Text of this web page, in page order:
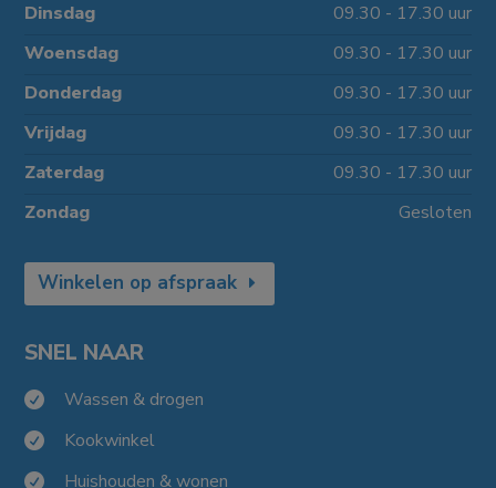
Dinsdag
09.30 - 17.30 uur
Woensdag
09.30 - 17.30 uur
Donderdag
09.30 - 17.30 uur
Vrijdag
09.30 - 17.30 uur
Zaterdag
09.30 - 17.30 uur
Zondag
Gesloten
Winkelen op afspraak
SNEL NAAR
 Wassen & drogen
 Kookwinkel
 Huishouden & wonen